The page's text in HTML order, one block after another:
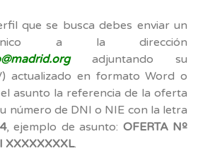
que se busca debes enviar un
a la dirección
adjuntando su
actualizado en formato Word o
asunto la referencia de la oferta
número de DNI o NIE con la letra
, ejemplo de asunto: OFERTA Nº
XXXXXXXXL.